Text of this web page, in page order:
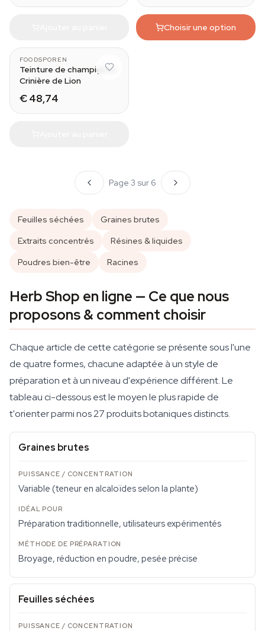
Choisir une option
FOODSPOREN
Teinture de champignon
Crinière de Lion
€ 48,74
Page 3 sur 6
Feuilles séchées
Graines brutes
Extraits concentrés
Résines & liquides
Poudres bien-être
Racines
Herb Shop en ligne — Ce que nous
proposons & comment choisir
Chaque article de cette catégorie se présente sous l'une
de quatre formes, chacune adaptée à un style de
préparation et à un niveau d'expérience différent. Le
tableau ci-dessous est le moyen le plus rapide de
t'orienter parmi nos 27 produits botaniques distincts.
Graines brutes
Variable (teneur en alcaloïdes selon la plante)
Préparation traditionnelle, utilisateurs expérimentés
Broyage, réduction en poudre, pesée précise
Feuilles séchées